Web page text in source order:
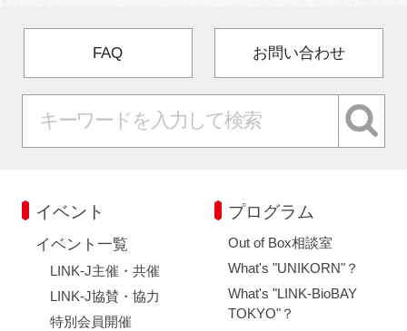
FAQ お問い合わせ
イベント
イベント一覧
LINK-J主催・共催
LINK-J協賛・協力
特別会員開催
プログラム
Out of Box相談室
What's "UNIKORN"？
What's "LINK-BioBAY
TOKYO"？